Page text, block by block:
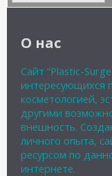
О нас
Сайт “Plastic-
интересующихся
косметологией,
другими
внешность.
личного опыта,
ресурсом по
интернете.